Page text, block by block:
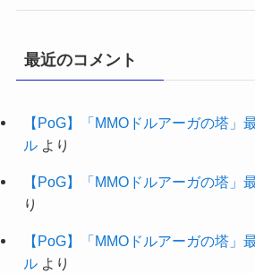
最近のコメント
【PoG】「MMOドルアーガの塔」
ルより
【PoG】「MMOドルアーガの塔」
り
【PoG】「MMOドルアーガの塔」
ルより